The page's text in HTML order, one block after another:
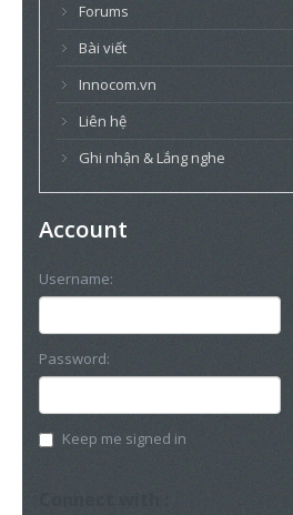
Forums
Bài viết
Innocom.vn
Liên hệ
Ghi nhận & Lắng nghe
Account
Username:
Password:
Keep me signed in